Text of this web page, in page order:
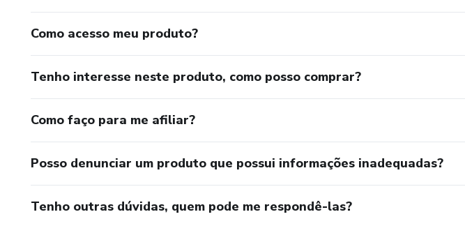
Como acesso meu produto?
Tenho interesse neste produto, como posso comprar?
Como faço para me afiliar?
Posso denunciar um produto que possui informações inadequadas?
Tenho outras dúvidas, quem pode me respondê-las?